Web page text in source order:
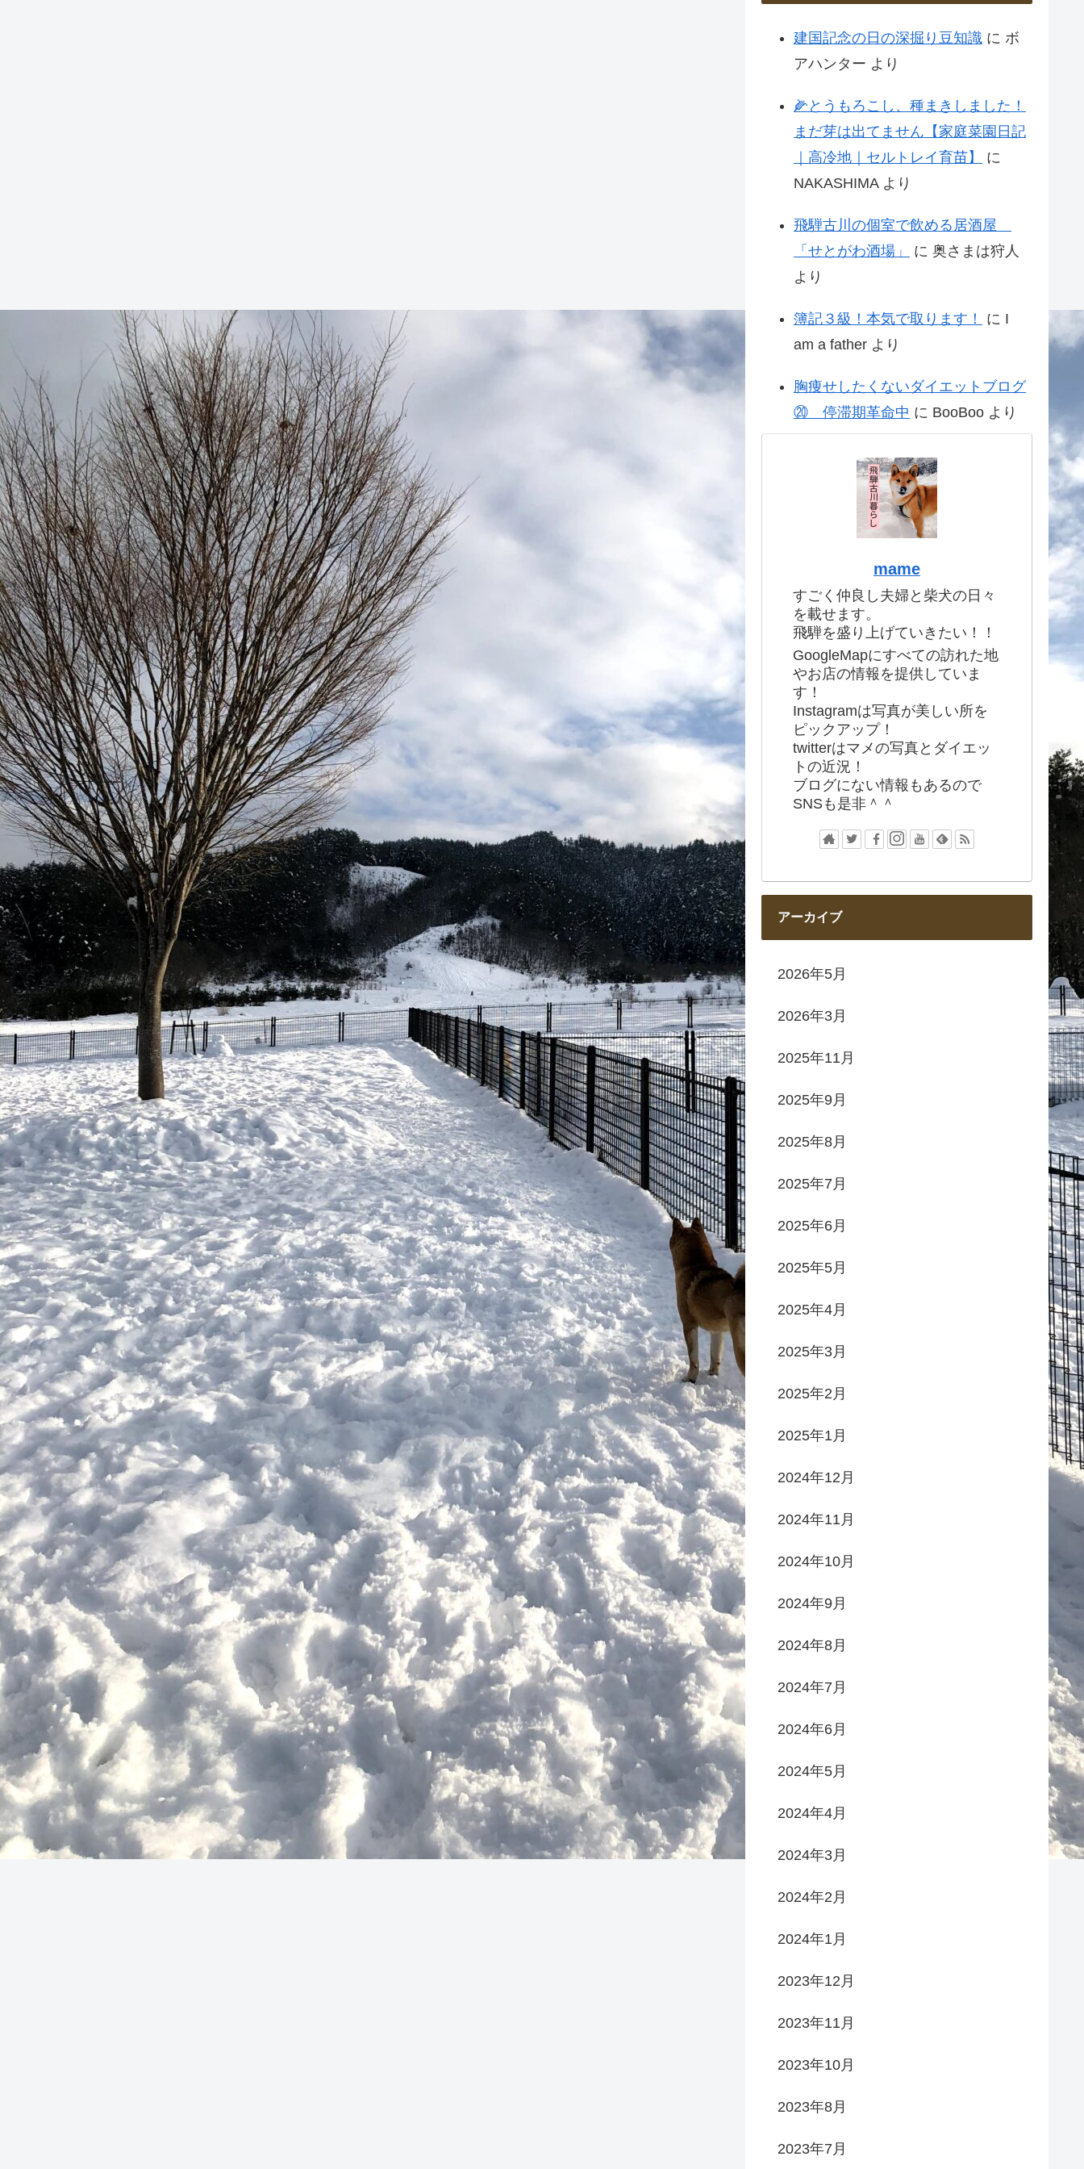
建国記念の日の深掘り豆知識 に ボ
アハンター より
🌽とうもろこし、種まきしました！
まだ芽は出てません【家庭菜園日記
｜高冷地｜セルトレイ育苗】
に
NAKASHIMAより
飛騨古川の個室で飲める居酒屋
「せとがわ酒場」
に 奥さまは狩人
より
簿記３級！本気で取ります！ に I
am a father より
胸痩せしたくないダイエットブログ
⑳ 停滞期革命中 に BooBoo より
mame
すごく仲良し夫婦と柴犬の日々
を載せます。
飛騨を盛り上げていきたい！！
GoogleMapにすべての訪れた地
やお店の情報を提供していま
す！
Instagramは写真が美しい所を
ピックアップ！
twitterはマメの写真とダイエッ
トの近況！
ブログにない情報もあるので
SNSも是非＾＾
アーカイブ
2026年5月
2026年3月
2025年11月
2025年9月
2025年8月
2025年7月
2025年6月
2025年5月
2025年4月
2025年3月
2025年2月
2025年1月
2024年12月
2024年11月
2024年10月
2024年9月
2024年8月
2024年7月
2024年6月
2024年5月
2024年4月
2024年3月
2024年2月
2024年1月
2023年12月
2023年11月
2023年10月
2023年8月
2023年7月